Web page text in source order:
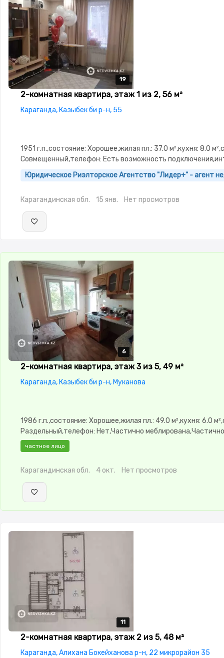
19
19
19
19
19
2-комнатная квартира, этаж 1 из 2, 56 м²
Караганда, Казыбек би р-н, 55
1951 г.п.,состояние: Хорошее,жилая пл.: 37.0 м²,кухня: 8.0
Совмещенный,телефон: Есть возможность
ADSL,Полностью меблирована,Полностью
3.0,паркинг: Гараж,Решетки на
сантехника,Кладовка,Счётчики,Тихий двор
Юридическое Риэлторское Агентство "Лидер+" - агент
Карагандинская обл. 15 янв. Нет просмотров
6
6
6
6
6
2-комнатная квартира, этаж 3 из 5, 49 м²
Караганда, Казыбек би р-н, Муканова
1986 г.п.,состояние: Хорошее,жилая пл.: 49.0 м²,кухня: 6.0
Раздельный,телефон: Нет,Частично меблирована,Частично
меблирована,паркинг: Рядом охраняемая
стоянка,Домофон,Видеонаблюдение,Неугловая,Комнаты
частное лицо
Карагандинская обл. 4 окт. Нет просмотров
11
11
11
11
11
2-комнатная квартира, этаж 2 из 5, 48 м²
Караганда, Алихана Бокейханова р-н, 22 микрорайон 35